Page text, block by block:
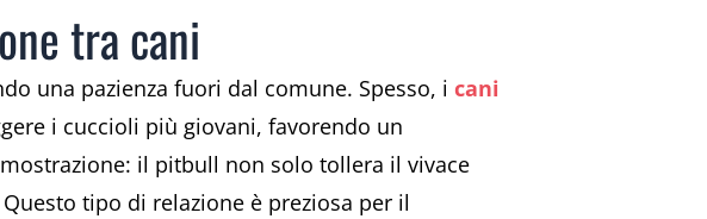
tra cani
una pazienza fuori dal comune. Spesso, i cani
i cuccioli più giovani, favorendo un
il pitbull non solo tollera il vivace
tipo di relazione è preziosa per il